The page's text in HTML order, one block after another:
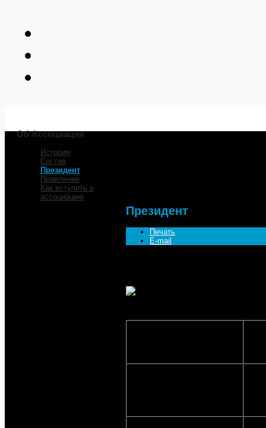
Об Ассоциации
История
Состав
Президент
Правление
Как вступить в
ассоциацию
Президент
Печать
E-mail